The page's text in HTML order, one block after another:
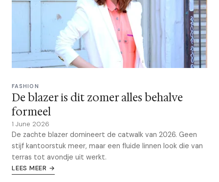
FASHION
De blazer is dit zomer alles behalve
formeel
1 June 2026
De zachte blazer domineert de catwalk van 2026. Geen
stijf kantoorstuk meer, maar een fluide linnen look die van
terras tot avondje uit werkt.
LEES MEER →